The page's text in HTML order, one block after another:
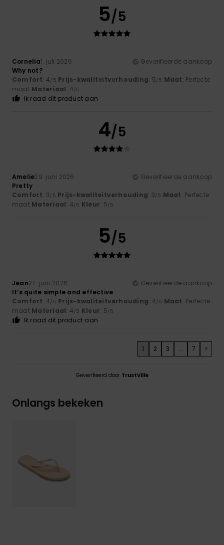
5/5
Cornelia1. juli 2026
Geverifieerde aankoop
Why not?
Comfort: 4/5 Prijs-kwaliteitverhouding: 5/5 Maat: Perfecte
maat Materiaal: 4/5
Ik raad dit product aan
4/5
Amelie29. juni 2026
Geverifieerde aankoop
Pretty
Comfort: 3/5 Prijs-kwaliteitverhouding: 3/5 Maat: Perfecte
maat Materiaal: 4/5 Kleur: 5/5
5/5
Jean27. juni 2026
Geverifieerde aankoop
It’s quite simple and effective
Comfort: 4/5 Prijs-kwaliteitverhouding: 4/5 Maat: Perfecte
maat Materiaal: 4/5 Kleur: 5/5
Ik raad dit product aan
1 2 3 ... 7 >
Geverifieerd door TrustVille
Onlangs bekeken